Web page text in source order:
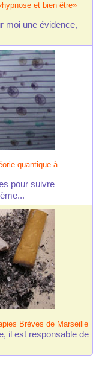
et bien être»
moi une évidence,
quantique à
pour suivre
Brèves de Marseille
il est responsable de